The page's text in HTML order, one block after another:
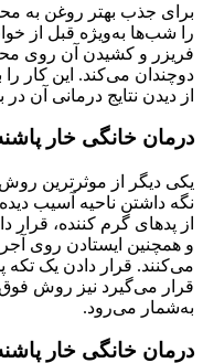
برای جذب بهتر روغن به
را شب‌ها به‌ویژه قبل از
فریزر و کشیدن آن روی
دوچندان می‌کند. این کار
از دیدن نتایج درمانی آن
درمان خانگی خار
یکی دیگر از موثرترین
نگه داشتن ناحیه آسیب
از پدهای گرم کننده،
و همچنین ایستادن روی
می‌کنند. قرار دادن یک
قرار می‌گیرد نیز روش
به‌شمار می‌رود.
درمان خانگی خار